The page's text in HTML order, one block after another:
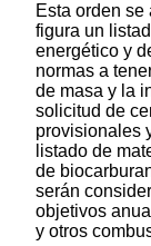
Esta orden se
figura un
energético y
normas a
de masa y la
solicitud de
provisionales
listado de
de
serán
objetivos
y otros